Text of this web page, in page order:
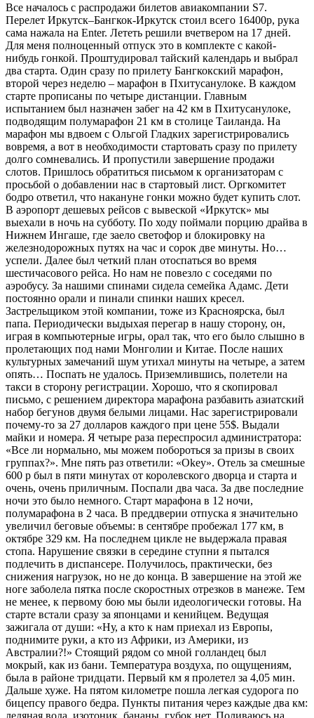
Все началось с распродажи билетов авиакомпании S7.
Перелет Иркутск–Бангкок-Иркутск стоил всего 16400р, рука
сама нажала на Enter. Лететь решили вчетвером на 17 дней.
Для меня полноценный отпуск это в комплекте с какой-
нибудь гонкой. Проштудировал тайский календарь и выбрал
два старта. Один сразу по прилету Бангкокский марафон,
второй через неделю – марафон в Пхитусанулоке. В каждом
старте прописаны по четыре дистанции. Главным
испытанием был назначен забег на 42 км в Пхитусанулоке,
подводящим полумарафон 21 км в столице Таиланда. На
марафон мы вдвоем с Ольгой Гладких зарегистрировались
вовремя, а вот в необходимости стартовать сразу по прилету
долго сомневались. И пропустили завершение продажи
слотов. Пришлось обратиться письмом к организаторам с
просьбой о добавлении нас в стартовый лист. Оргкомитет
бодро ответил, что накануне гонки можно будет купить слот.
В аэропорт дешевых рейсов с вывеской «Иркутск» мы
выехали в ночь на субботу. По ходу поймали порцию драйва в
Нижнем Ингаше, где заело светофор и блокировку на
железнодорожных путях на час и сорок две минуты. Но…
успели. Далее был четкий план отоспаться во время
шестичасового рейса. Но нам не повезло с соседями по
аэробусу. За нашими спинами сидела семейка Адамс. Дети
постоянно орали и пинали спинки наших кресел.
Застрельщиком этой компании, тоже из Красноярска, был
папа. Периодически выдыхая перегар в нашу сторону, он,
играя в компьютерные игры, орал так, что его было слышно в
пролетающих под нами Монголии и Китае. После наших
культурных замечаний шум утихал минуты на четыре, а затем
опять… Поспать не удалось. Приземлившись, полетели на
такси в сторону регистрации. Хорошо, что я скопировал
письмо, с решением директора марафона разбавить азиатский
набор бегунов двумя белыми лицами. Нас зарегистрировали
почему-то за 27 долларов каждого при цене 55$. Выдали
майки и номера. Я четыре раза переспросил администратора:
«Все ли нормально, мы можем побороться за призы в своих
группах?». Мне пять раз ответили: «Okey». Отель за смешные
600 р был в пяти минутах от королевского дворца и старта и
очень, очень приличным. Поспали два часа. За две последние
ночи это было немного. Старт марафона в 12 ночи,
полумарафона в 2 часа. В преддверии отпуска я значительно
увеличил беговые объемы: в сентябре пробежал 177 км, в
октябре 329 км. На последнем цикле не выдержала правая
стопа. Нарушение связки в середине ступни я пытался
подлечить в диспансере. Получилось, практически, без
снижения нагрузок, но не до конца. В завершение на этой же
ноге заболела пятка после скоростных отрезков в манеже. Тем
не менее, к первому бою мы были идеологически готовы. На
старте встали сразу за японцами и кенийцем. Ведущая
зажигала от души: «Ну, а кто к нам приехал из Европы,
поднимите руки, а кто из Африки, из Америки, из
Австралии?!» Стоящий рядом со мной голландец был
мокрый, как из бани. Температура воздуха, по ощущениям,
была в районе тридцати. Первый км я пролетел за 4,05 мин.
Дальше хуже. На пятом километре пошла легкая судорога по
бицепсу правого бедра. Пункты питания через каждые два км:
ледяная вода, изотоник, бананы, губок нет. Поливаюсь на